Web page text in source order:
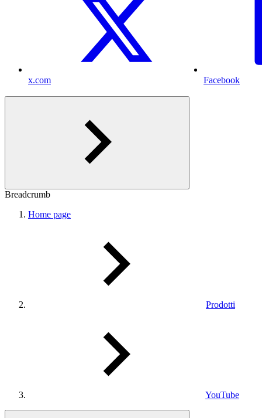
x.com Facebook
Breadcrumb
Home page
Prodotti
YouTube